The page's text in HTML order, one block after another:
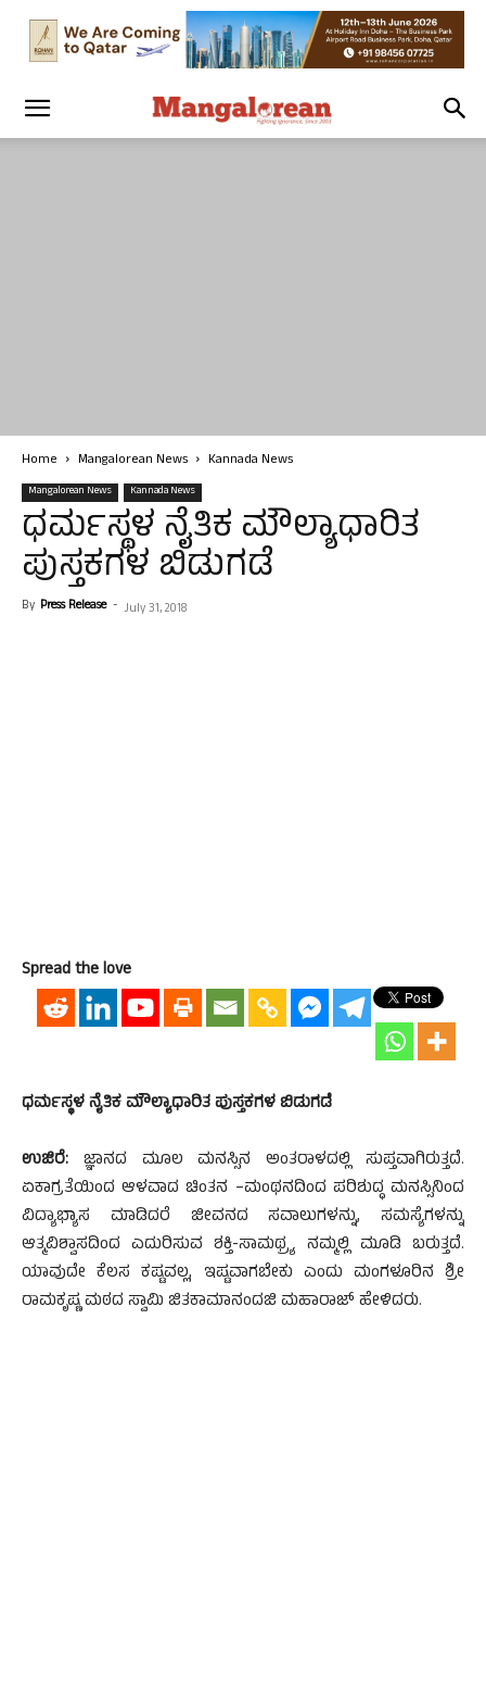
Home Mangalorean News Kannada News
Mangalorean News Kannada News
ಧರ್ಮಸ್ಥಳ ನೈತಿಕ ಮೌಲ್ಯಾಧಾರಿತ
ಪುಸ್ತಕಗಳ ಬಿಡುಗಡೆ
By Press Release - July 31, 2018
Spread the love
ಧರ್ಮಸ್ಥಳ ನೈತಿಕ ಮೌಲ್ಯಾಧಾರಿತ ಪುಸ್ತಕಗಳ ಬಿಡುಗಡೆ
ಉಜಿರೆ: ಜ್ಞಾನದ ಮೂಲ ಮನಸ್ಸಿನ ಅಂತರಾಳದಲ್ಲಿ ಸುಪ್ತವಾಗಿರುತ್ತದೆ.
ಏಕಾಗ್ರತೆಯಿಂದ ಆಳವಾದ ಚಿಂತನ –ಮಂಥನದಿಂದ ಪರಿಶುದ್ಧ ಮನಸ್ಸಿನಿಂದ
ವಿದ್ಯಾಭ್ಯಾಸ ಮಾಡಿದರೆ ಜೀವನದ ಸವಾಲುಗಳನ್ನು, ಸಮಸ್ಯೆಗಳನ್ನು
ಆತ್ಮವಿಶ್ವಾಸದಿಂದ ಎದುರಿಸುವ ಶಕ್ತಿ-ಸಾಮಥ್ರ್ಯ ನಮ್ಮಲ್ಲಿ ಮೂಡಿ ಬರುತ್ತದೆ.
ಯಾವುದೇ ಕೆಲಸ ಕಷ್ಟವಲ್ಲ, ಇಷ್ಟವಾಗಬೇಕು ಎಂದು ಮಂಗಳೂರಿನ ಶ್ರೀ
ರಾಮಕೃಷ್ಣ ಮಠದ ಸ್ವಾಮಿ ಜಿತಕಾಮಾನಂದಜಿ ಮಹಾರಾಜ್ ಹೇಳಿದರು.